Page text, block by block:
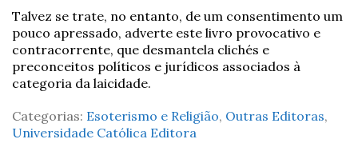
Talvez se trate, no entanto, de um consentimento um
pouco apressado, adverte este livro provocativo e
contracorrente, que desmantela clichés e
preconceitos políticos e jurídicos associados à
categoria da laicidade.
Categorias: Esoterismo e Religião, Outras Editoras,
Universidade Católica Editora